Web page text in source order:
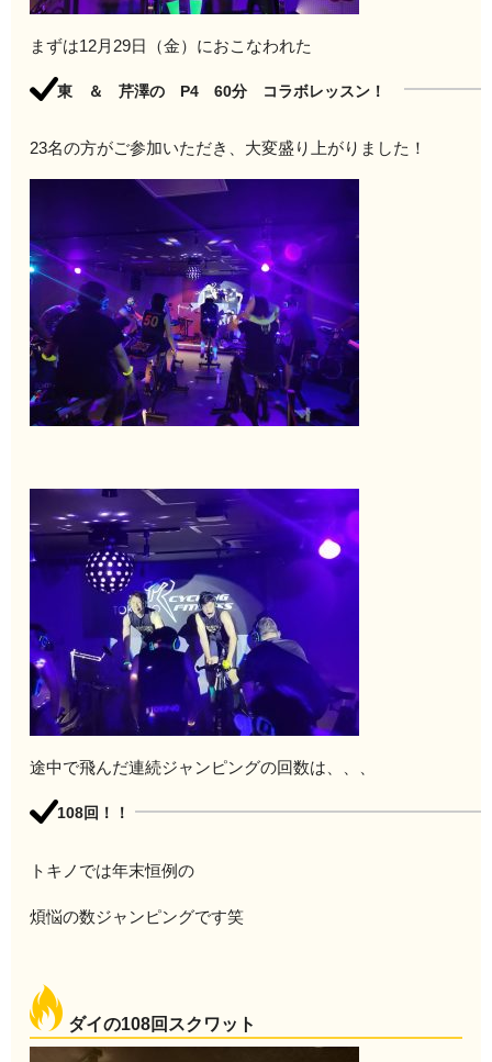
まずは12月29日（金）におこなわれた
東 ＆ 芹澤の P4 60分 コラボレッスン！
23名の方がご参加いただき、大変盛り上がりました！
途中で飛んだ連続ジャンピングの回数は、、、
108回！！
トキノでは年末恒例の
煩悩の数ジャンピングです笑
ダイの108回スクワット